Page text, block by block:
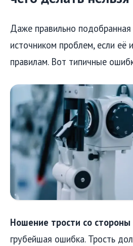
Даже правильно
источником проблем, если её
правилам. Вот типичные
Ношение трости со стороны
грубейшая ошибка. Трость